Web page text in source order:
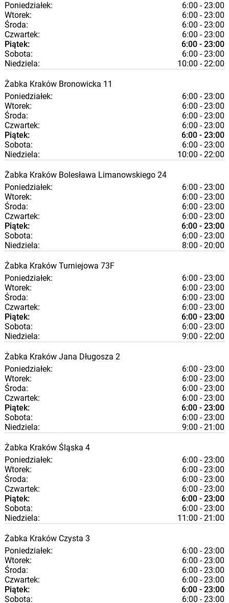
Poniedziałek:
6:00 - 23:00
Wtorek:
6:00 - 23:00
Środa:
6:00 - 23:00
Czwartek:
6:00 - 23:00
Piątek:
6:00 - 23:00
Sobota:
6:00 - 23:00
Niedziela:
10:00 - 22:00
Żabka Kraków Bronowicka 11
Poniedziałek:
6:00 - 23:00
Wtorek:
6:00 - 23:00
Środa:
6:00 - 23:00
Czwartek:
6:00 - 23:00
Piątek:
6:00 - 23:00
Sobota:
6:00 - 23:00
Niedziela:
10:00 - 22:00
Żabka Kraków Bolesława Limanowskiego 24
Poniedziałek:
6:00 - 23:00
Wtorek:
6:00 - 23:00
Środa:
6:00 - 23:00
Czwartek:
6:00 - 23:00
Piątek:
6:00 - 23:00
Sobota:
6:00 - 23:00
Niedziela:
8:00 - 20:00
Żabka Kraków Turniejowa 73F
Poniedziałek:
6:00 - 23:00
Wtorek:
6:00 - 23:00
Środa:
6:00 - 23:00
Czwartek:
6:00 - 23:00
Piątek:
6:00 - 23:00
Sobota:
6:00 - 23:00
Niedziela:
9:00 - 22:00
Żabka Kraków Jana Długosza 2
Poniedziałek:
6:00 - 23:00
Wtorek:
6:00 - 23:00
Środa:
6:00 - 23:00
Czwartek:
6:00 - 23:00
Piątek:
6:00 - 23:00
Sobota:
6:00 - 23:00
Niedziela:
9:00 - 21:00
Żabka Kraków Śląska 4
Poniedziałek:
6:00 - 23:00
Wtorek:
6:00 - 23:00
Środa:
6:00 - 23:00
Czwartek:
6:00 - 23:00
Piątek:
6:00 - 23:00
Sobota:
6:00 - 23:00
Niedziela:
11:00 - 21:00
Żabka Kraków Czysta 3
Poniedziałek:
6:00 - 23:00
Wtorek:
6:00 - 23:00
Środa:
6:00 - 23:00
Czwartek:
6:00 - 23:00
Piątek:
6:00 - 23:00
Sobota:
6:00 - 23:00